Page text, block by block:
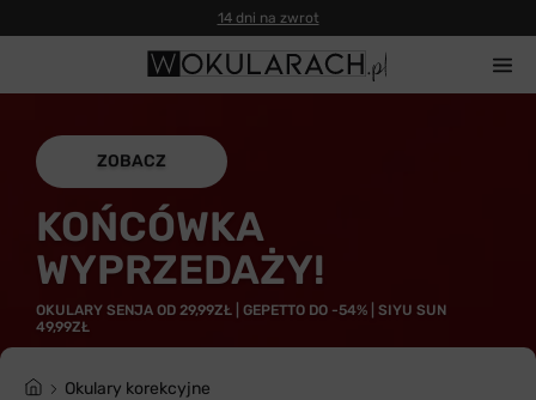
14 dni na zwrot
ZOBACZ
KOŃCÓWKA
WYPRZEDAŻY!
OKULARY SENJA OD 29,99ZŁ | GEPETTO DO -54% | SIYU SUN
49,99ZŁ
Okulary korekcyjne